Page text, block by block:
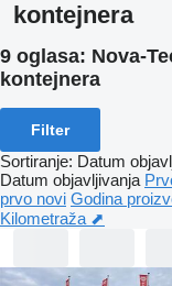
kontejnera
9 oglasa: Nova-
kontejnera
Filter
Sortiranje: Datum
Datum objavljivanja
prvo novi Godina
Kilometraža ⬈